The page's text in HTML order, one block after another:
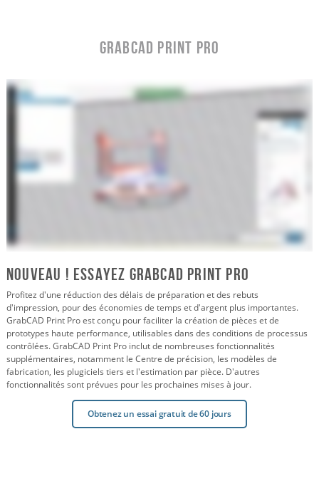
GrabCAD Print Pro
Nouveau ! Essayez GrabCAD PRint Pro
Profitez d'une réduction des délais de préparation et des rebuts
d'impression, pour des économies de temps et d'argent plus importantes.
GrabCAD Print Pro est conçu pour faciliter la création de pièces et de
prototypes haute performance, utilisables dans des conditions de processus
contrôlées. GrabCAD Print Pro inclut de nombreuses fonctionnalités
supplémentaires, notamment le Centre de précision, les modèles de
fabrication, les plugiciels tiers et l'estimation par pièce. D'autres
fonctionnalités sont prévues pour les prochaines mises à jour.
Obtenez un essai gratuit de 60 jours